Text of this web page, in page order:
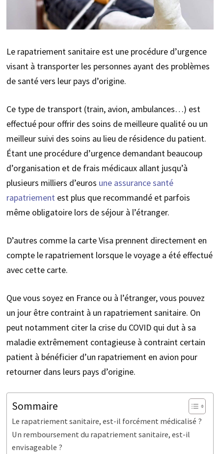
Le rapatriement sanitaire est une procédure d’urgence
visant à transporter les personnes ayant des problèmes
de santé vers leur pays d’origine.
Ce type de transport (train, avion, ambulances…) est
effectué pour offrir des soins de meilleure qualité ou un
meilleur suivi des soins au lieu de résidence du patient.
Étant une procédure d’urgence demandant beaucoup
d’organisation et de frais médicaux allant jusqu’à
plusieurs milliers d’euros une assurance santé
rapatriement est plus que recommandé et parfois
même obligatoire lors de séjour à l’étranger.
D’autres comme la carte Visa prennent directement en
compte le rapatriement lorsque le voyage a été effectué
avec cette carte.
Que vous soyez en France ou à l’étranger, vous pouvez
un jour être contraint à un rapatriement sanitaire. On
peut notamment citer la crise du COVID qui dut à sa
maladie extrêmement contagieuse à contraint certain
patient à bénéficier d’un rapatriement en avion pour
retourner dans leurs pays d’origine.
Sommaire
Le rapatriement sanitaire, est-il forcément médicalisé ?
Un remboursement du rapatriement sanitaire, est-il
envisageable ?